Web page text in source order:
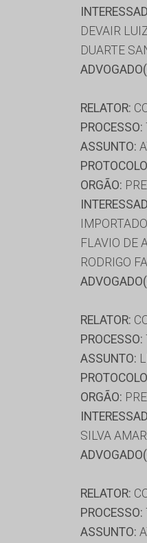
DEVAIR
DUARTE
RELATOR:
PROCESSO:
ASSUNTO:
ORGÃO:
FLAVIO DE
RODRIGO
RELATOR:
PROCESSO:
ASSUNTO:
ORGÃO:
SILVA
RELATOR:
PROCESSO:
ASSUNTO: